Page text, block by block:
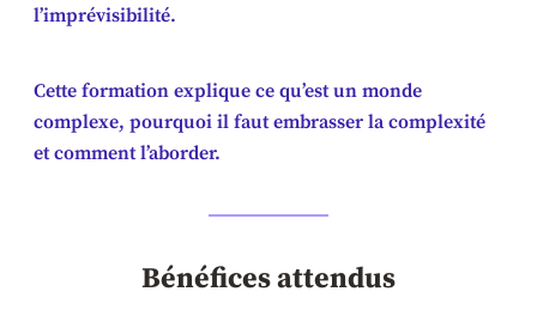
l’imprévisibilité.
Cette formation explique ce qu’est un monde
complexe, pourquoi il faut embrasser la complexité
et comment l’aborder.
Bénéfices attendus